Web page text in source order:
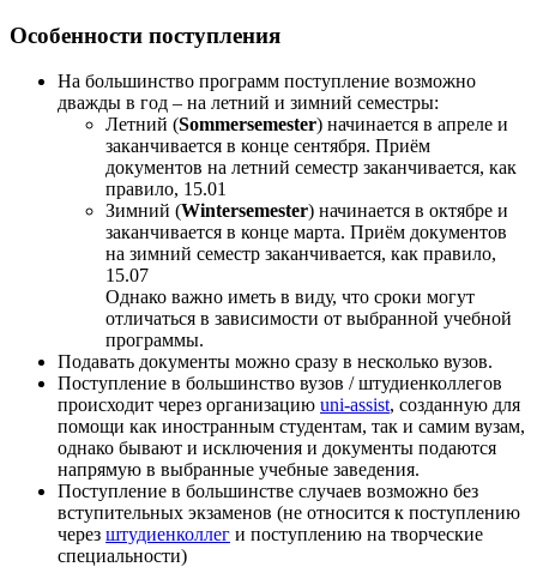
Особенности поступления
На большинство программ поступление возможно
дважды в год – на летний и зимний семестры:
Летний (Sommersemester) начинается в апреле и
заканчивается в конце сентября. Приём
документов на летний семестр заканчивается, как
правило, 15.01
Зимний (Wintersemester) начинается в октябре и
заканчивается в конце марта. Приём документов
на зимний семестр заканчивается, как правило,
15.07
Однако важно иметь в виду, что сроки могут
отличаться в зависимости от выбранной учебной
программы.
Подавать документы можно сразу в несколько вузов.
Поступление в большинство вузов / штудиенколлегов
происходит через организацию uni-assist, созданную для
помощи как иностранным студентам, так и самим вузам,
однако бывают и исключения и документы подаются
напрямую в выбранные учебные заведения.
Поступление в большинстве случаев возможно без
вступительных экзаменов (не относится к поступлению
через штудиенколлег и поступлению на творческие
специальности)